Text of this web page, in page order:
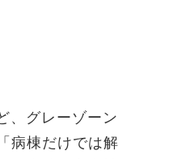
、グレーゾーン
病棟だけでは解